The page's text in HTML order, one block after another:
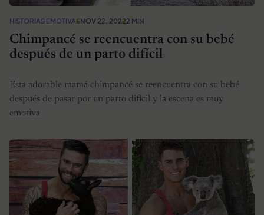
HISTORIAS EMOTIVASNOV 22, 20222 MIN
Chimpancé se reencuentra con su bebé
después de un parto difícil
Esta adorable mamá chimpancé se reencuentra con su bebé
después de pasar por un parto difícil y la escena es muy
emotiva